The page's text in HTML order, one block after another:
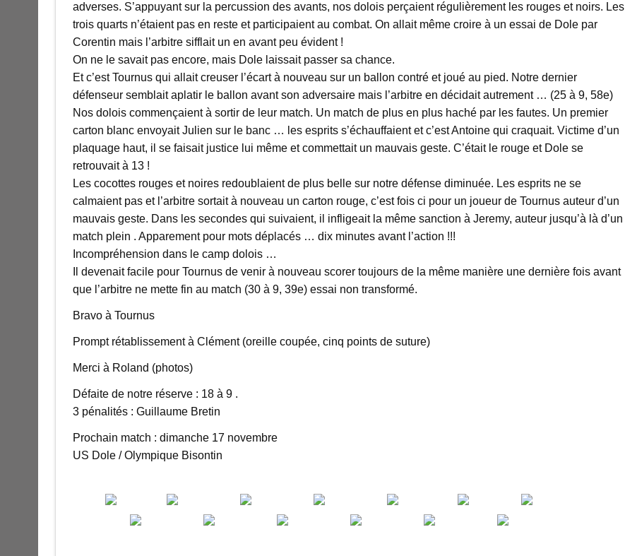
adverses. S’appuyant sur la percussion des avants, nos dolois perçaient régulièrement les rouges et noirs. Les
trois quarts n’étaient pas en reste et participaient au combat. On allait même croire à un essai de Dole par
Corentin mais l’arbitre sifflait un en avant peu évident !
On ne le savait pas encore, mais Dole laissait passer sa chance.
Et c’est Tournus qui allait creuser l’écart à nouveau sur un ballon contré et joué au pied. Notre dernier
défenseur semblait aplatir le ballon avant son adversaire mais l’arbitre en décidait autrement … (25 à 9, 58e)
Nos dolois commençaient à sortir de leur match. Un match de plus en plus haché par les fautes. Un premier
carton blanc envoyait Julien sur le banc … les esprits s’échauffaient et c’est Antoine qui craquait. Victime d’un
plaquage haut, il se faisait justice lui même et commettait un mauvais geste. C’était le rouge et Dole se
retrouvait à 13 !
Les cocottes rouges et noires redoublaient de plus belle sur notre défense diminuée. Les esprits ne se
calmaient pas et l’arbitre sortait à nouveau un carton rouge, c’est fois ci pour un joueur de Tournus auteur d’un
mauvais geste. Dans les secondes qui suivaient, il infligeait la même sanction à Jeremy, auteur jusqu’à là d’un
match plein . Apparement pour mots déplacés … dix minutes avant l’action !!!
Incompréhension dans le camp dolois …
Il devenait facile pour Tournus de venir à nouveau scorer toujours de la même manière une dernière fois avant
que l’arbitre ne mette fin au match (30 à 9, 39e) essai non transformé.
Bravo à Tournus
Prompt rétablissement à Clément (oreille coupée, cinq points de suture)
Merci à Roland (photos)
Défaite de notre réserve : 18 à 9 .
3 pénalités : Guillaume Bretin
Prochain match : dimanche 17 novembre
US Dole / Olympique Bisontin